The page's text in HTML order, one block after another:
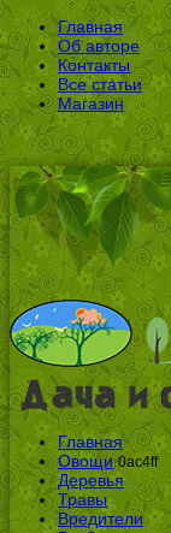
Главная
Об авторе
Контакты
Все статьи
Магазин
Главная
Овощи 0ac4ff
Деревья
Травы
Вредители